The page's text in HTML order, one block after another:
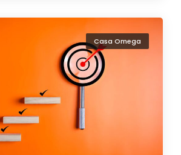
Casa Omega